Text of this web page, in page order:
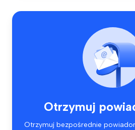
Otrzymuj
Otrzymuj bezpośrednie